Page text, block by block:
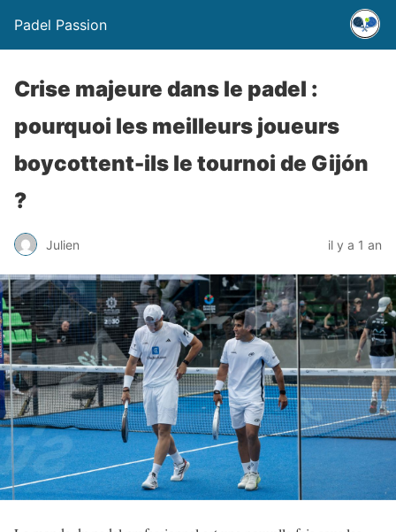
Padel Passion
Crise majeure dans le padel :
pourquoi les meilleurs joueurs
boycottent-ils le tournoi de Gijón
?
Julien il y a 1 an